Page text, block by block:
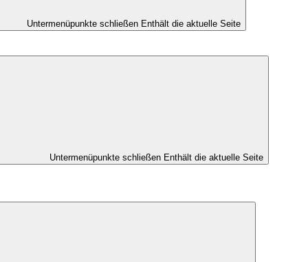
Untermenüpunkte schließen Enthält die aktuelle Seite
Untermenüpunkte schließen Enthält die aktuelle Seite